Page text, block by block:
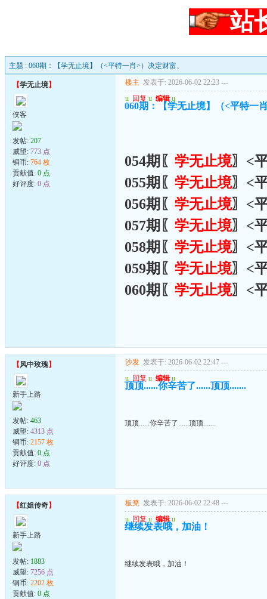
站
主题 : 060期：【学无止境】（<平特一肖>）决定财富、
【学无止境】
侠客
发帖: 207
威望: 773 点
铜币: 764 枚
贡献值: 0 点
好评度: 0 点
楼主 发表于: 2026-06-02 22:23 ---
u 回复 u 编辑 u
060期：【学无止境】（<平特一
054期〖 学无止境〗<
055期〖 学无止境〗<
056期〖 学无止境〗<
057期〖 学无止境〗<
058期〖 学无止境〗<
059期〖 学无止境〗<
060期〖 学无止境〗<
【风中玫瑰】
新手上路
发帖: 463
威望: 4313 点
铜币: 2157 枚
贡献值: 0 点
好评度: 0 点
沙发 发表于: 2026-06-02 22:47 ---
u 回复 u 编辑 u
顶顶......你辛苦了......顶顶.......
顶顶......你辛苦了......顶顶.......
【红姐传奇】
新手上路
发帖: 1883
威望: 7256 点
铜币: 2202 枚
贡献值: 0 点
板凳 发表于: 2026-06-02 22:48 ---
u 回复 u 编辑 u
继续发表哦，加油！
继续发表哦，加油！